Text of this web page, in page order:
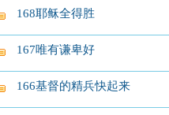
168耶稣全得胜
167唯有谦卑好
166基督的精兵快起来